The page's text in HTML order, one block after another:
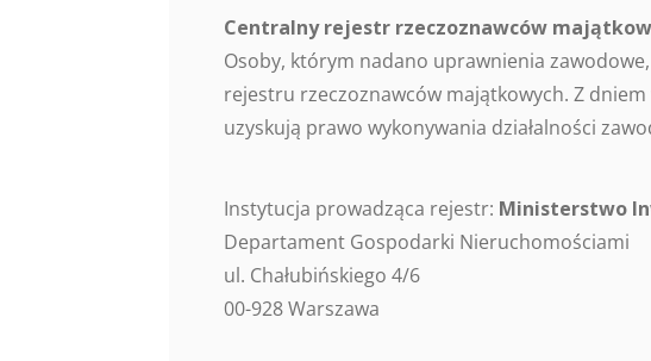
Centralny rejestr rzeczoznawców
Osoby, którym nadano uprawnienia
rejestru rzeczoznawców majątkowych. Z
uzyskują prawo wykonywania działalności
Instytucja prowadząca rejestr: Ministerstwo
Departament Gospodarki Nieruchomościami
ul. Chałubińskiego 4/6
00-928 Warszawa